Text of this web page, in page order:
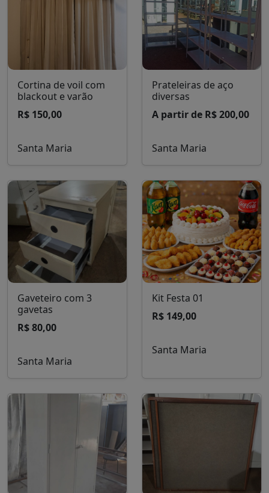
Estabilizador SMS
µAP 1500Bi 1500VA
Bivolt Funcionando
R$ 100,00
50 pães de mel sabor
Brigadeiro
R$ 250,00
Cortina de voil com
blackout e varão
R$ 150,00
Prateleiras de aço
diversas
A partir de R$ 200,00
Santa Maria